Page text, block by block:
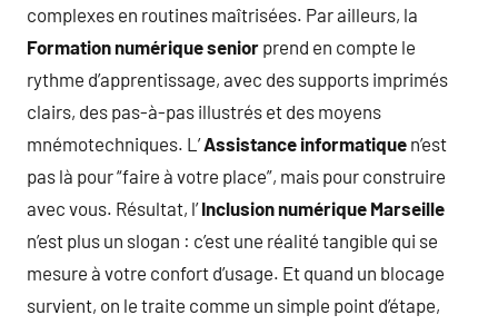
complexes en routines maîtrisées. Par ailleurs, la
Formation numérique senior prend en compte le
rythme d’apprentissage, avec des supports imprimés
clairs, des pas-à-pas illustrés et des moyens
mnémotechniques. L’Assistance informatique n’est
pas là pour “faire à votre place”, mais pour construire
avec vous. Résultat, l’Inclusion numérique Marseille
n’est plus un slogan : c’est une réalité tangible qui se
mesure à votre confort d’usage. Et quand un blocage
survient, on le traite comme un simple point d’étape,